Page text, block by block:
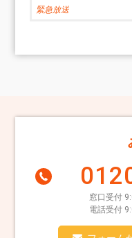
緊急放送
窓口受付
電話受付